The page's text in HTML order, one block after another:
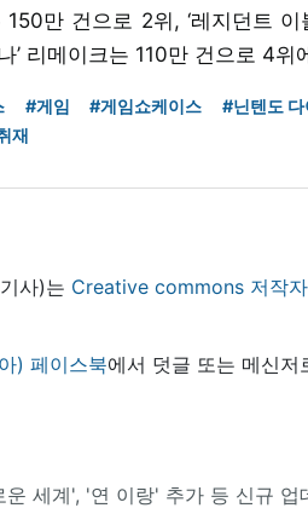
150만 건으로 2위, ‘레지던트
’ 리메이크는 110만 건으로 4위
#게임 #게임쇼케이스 #닌텐도
재
사)는 Creative commons 저작
) 페이스북에서 덧글 또는 메신저
세계', '연 이랑' 추가 등 신규 업